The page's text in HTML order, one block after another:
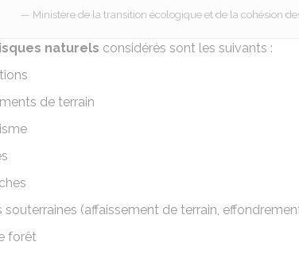
Ministère de la transition écologique et de la cohésion
naturels considérés sont les suivants :
de terrain
souterraines (affaissement de terrain,
forêt